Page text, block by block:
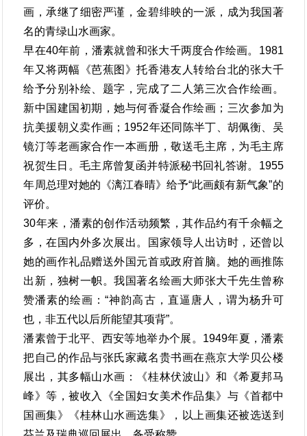
画，承继了细密严谨，金碧绯映的一派，成为我国著
名的青绿山水画家。
早在40年前，潘素就曾和张大千两度合作绘画。1981
年又将两幅《芭蕉图》托香港友人转给台北的张大千
给予分别补绘、题字，完成了二人第三次合作绘画。
新中国建国初期，她与何香凝合作绘画；三次参加为
抗美援朝义卖作画；1952年还同陈半丁、胡佩衡、吴
镜汀等老画家合作一本画册，敬送毛主席，为毛主席
祝贺生日。毛主席曾复函并特派秘书回礼答谢。1955
年周总理对她的《漓江春晴》给予“此画颇有新气象”的
评价。
30年来，潘素的创作活动频繁，其作品约有千余幅之
多，在国内外多次展出。国家领导人出访时，还曾以
她的画作礼品赠送外国元首或政府首脑。她的画推陈
出新，独树一帜。我国著名绘画大师张大千先生曾称
赞潘素的绘画：“神韵高古，直逼唐人，谓为杨升可
也，非五代以后所能望其项背”。
潘素曾于北平、西安等地举办个展。1949年夏，潘素
把自己的作品与张氏家藏名贵书画在燕京大学贝公楼
展出，其多幅山水画：《桂林伏波山》和《希夏邦马
峰》等，被收入《全国妇女美术作品集》与《首都中
国画集》《桂林山水画选集》，以上画集还被选送到